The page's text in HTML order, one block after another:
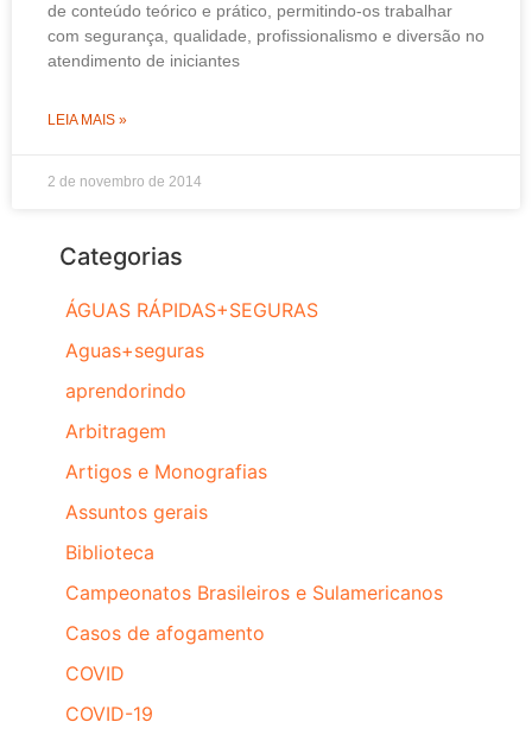
de conteúdo teórico e prático, permitindo-os trabalhar
com segurança, qualidade, profissionalismo e diversão no
atendimento de iniciantes
LEIA MAIS »
2 de novembro de 2014
Categorias
ÁGUAS RÁPIDAS+SEGURAS
Aguas+seguras
aprendorindo
Arbitragem
Artigos e Monografias
Assuntos gerais
Biblioteca
Campeonatos Brasileiros e Sulamericanos
Casos de afogamento
COVID
COVID-19